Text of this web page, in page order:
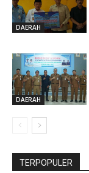
DAERAH
DAERAH
TERPOPULER